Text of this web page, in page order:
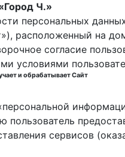
Ч.»
персональных
расположенный на
согласие
условиями
и обрабатывает Сайт
пользователь
сервисов